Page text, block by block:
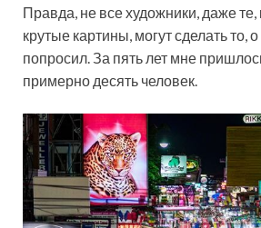
Правда, не все художники, даже
крутые картины, могут сделать то,
попросил. За пять лет мне
примерно десять человек.